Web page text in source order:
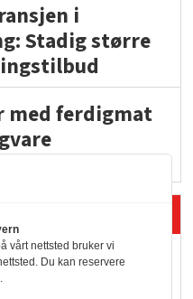
i
Stadig større
med ferdigmat
videre
vårt nettsted bruker vi
Du kan reservere